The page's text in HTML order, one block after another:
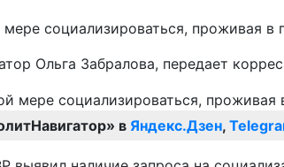
социализироваться, проживая в
Ольга Забралова, передает
в Яндекс.Дзен,